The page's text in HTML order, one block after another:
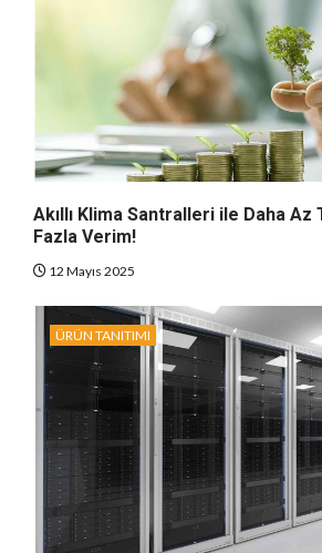
Akıllı Klima Santralleri ile Daha Az
Fazla Verim!
12 Mayıs 2025
ÜRÜN TANITIMI